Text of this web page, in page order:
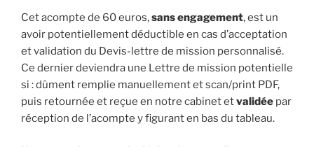
Cet acompte de 60 euros,sans engagement, est un
avoir potentiellement déductible en cas d’acceptation
et validation du Devis-lettre de mission personnalisé.
Ce dernier deviendra une Lettre de mission potentielle
si : dûment remplie manuellement et scan/print PDF,
puis retournée et reçue en notre cabinet etvalidée par
réception de l’acompte y figurant en bas du tableau.